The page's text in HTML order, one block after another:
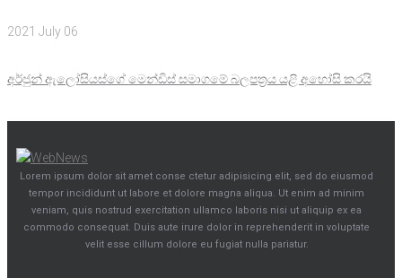
2021 July 06
අර්ජුන් ඇලෝසියස්ගේ මෙන්ඩිස් සමාගමේ බලපත්‍රය යළි අහෝසි කරයි
Lorem ipsum dolor sit amet conse ctetur adipisicing elit, sed do eiusmod
tempor incididunt ut labore et dolore magna aliqua. Ut enim ad minim
veniam, quis nostrud exercitation ullamco laboris nisi ut aliquip ex ea
commodo consequat. Duis aute irure dolor in reprehenderit in voluptate
velit esse cillum dolore eu fugiat nulla pariatur.